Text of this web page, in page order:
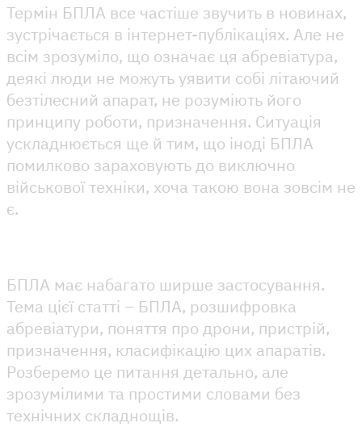
Термін БПЛА все частіше звучить в новинах,
зустрічається в інтернет-публікаціях. Але не
всім зрозуміло, що означає ця абревіатура,
деякі люди не можуть уявити собі літаючий
безтілесний апарат, не розуміють його
принципу роботи, призначення. Ситуація
ускладнюється ще й тим, що іноді БПЛА
помилково зараховують до виключно
військової техніки, хоча такою вона зовсім не
є.
БПЛА має набагато ширше застосування.
Тема цієї статті – БПЛА, розшифровка
абревіатури, поняття про дрони, пристрій,
призначення, класифікацію цих апаратів.
Розберемо це питання детально, але
зрозумілими та простими словами без
технічних складнощів.